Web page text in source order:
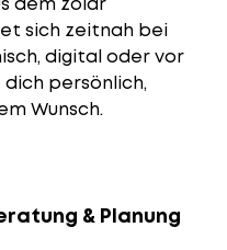
sich zeitnah bei
digital oder vor
persönlich,
Wunsch.
& Planung